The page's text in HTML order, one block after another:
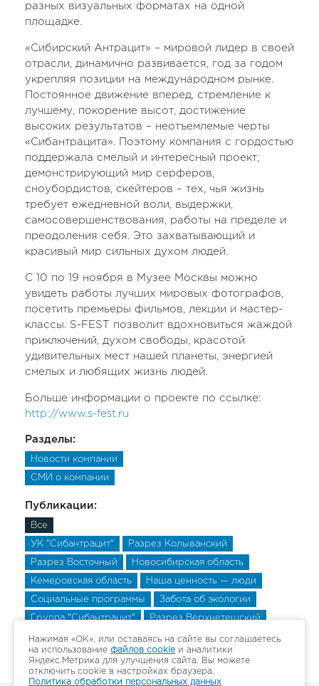
разных визуальных форматах на одной
площадке.
«Сибирский Антрацит» – мировой лидер в своей
отрасли, динамично развивается, год за годом
укрепляя позиции на международном рынке.
Постоянное движение вперед, стремление к
лучшему, покорение высот, достижение
высоких результатов­ – неотъемлемые черты
«Сибантрацита». Поэтому компания с гордостью
поддержала смелый и интересный проект,
демонстрирующий мир серферов,
сноубордистов, скейтеров – тех, чья жизнь
требует ежедневной воли, выдержки,
самосовершенствования, работы на пределе и
преодоления себя. Это захватывающий и
красивый мир сильных духом людей.
С 10 по 19 ноября в Музее Москвы можно
увидеть работы лучших мировых фотографов,
посетить премьеры фильмов, лекции и мастер-
классы. S-FEST позволит вдохновиться жаждой
приключений, духом свободы, красотой
удивительных мест нашей планеты, энергией
смелых и любящих жизнь людей.
Больше информации о проекте по ссылке:
http://www.s-fest.ru
Разделы:
Новости компании
СМИ о компании
Публикации:
Все
УК "Сибантрацит" Разрез Колыванский
Разрез Восточный Новосибирская область
Кемеровская область Наша ценность — люди
Социальные программы Забота об экологии
Группа "Сибантрацит" Разрез Верхнетешский
Разрез Верхнетешский Разрез Верхнетешский
Нажимая «ОК», или оставаясь на сайте вы соглашаетесь
на использование файлов cookie и аналитики
Яндекс.Метрика для улучшения сайта. Вы можете
отключить cookie в настройках браузера.
Политика обработки персональных данных